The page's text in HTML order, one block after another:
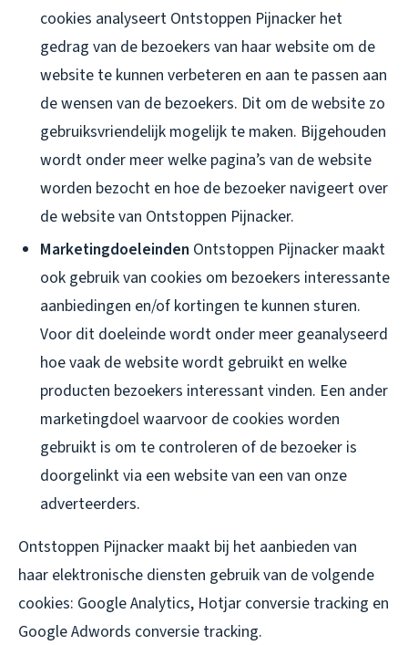
cookies analyseert Ontstoppen Pijnacker het
gedrag van de bezoekers van haar website om de
website te kunnen verbeteren en aan te passen aan
de wensen van de bezoekers. Dit om de website zo
gebruiksvriendelijk mogelijk te maken. Bijgehouden
wordt onder meer welke pagina’s van de website
worden bezocht en hoe de bezoeker navigeert over
de website van Ontstoppen Pijnacker.
Marketingdoeleinden Ontstoppen Pijnacker maakt
ook gebruik van cookies om bezoekers interessante
aanbiedingen en/of kortingen te kunnen sturen.
Voor dit doeleinde wordt onder meer geanalyseerd
hoe vaak de website wordt gebruikt en welke
producten bezoekers interessant vinden. Een ander
marketingdoel waarvoor de cookies worden
gebruikt is om te controleren of de bezoeker is
doorgelinkt via een website van een van onze
adverteerders.
Ontstoppen Pijnacker maakt bij het aanbieden van
haar elektronische diensten gebruik van de volgende
cookies: Google Analytics, Hotjar conversie tracking en
Google Adwords conversie tracking.